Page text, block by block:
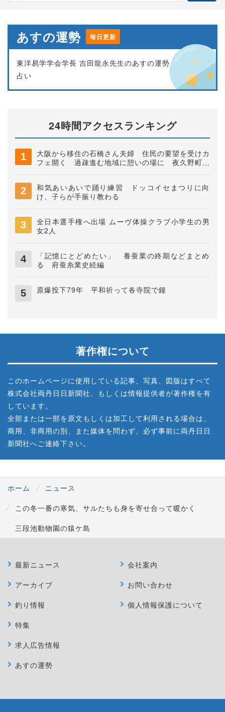
あすの運勢 毎日更新
東洋易学学会学長 吉田龍永先生のあすの運勢
占い
24時間アクセスランキング
大阪から移住の石橋さん夫婦 住民の要望を受けカ
フェ開く 過疎進む地域に憩いの場に 夜久野町稲
和気あいあいで踊り練習 ドッコイセまつりに向
け、子らが手振り教わる
全日本選手権へ出場 ムーヴ体操クラブ小学生の男
女2人
「記憶にとどめたい」 養蚕業の終期などまとめ
る 府蚕糸業史続編
原爆投下79年 平和祈って各寺院で鐘
著作権について
このホームページに使用している記事、写真、図版はすべて
株式会社両丹日日新聞社、もしくは情報提供者が著作権を有
しています。
全部または一部を原文もしくは加工して利用される場合は、
商用、非商用の別、また媒体を問わず、必ず事前に両丹日日
新聞社へご連絡下さい。
ホーム
ニュース
この冬一番の寒気、サルたちも身を寄せ合って暖かく
三段池動物園の猿ケ島
最新ニュース
アーカイブ
釣り情報
特集
求人広告情報
あすの運勢
会社案内
お問い合わせ
個人情報保護について